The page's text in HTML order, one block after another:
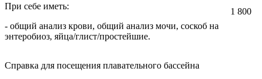
При себе иметь:
- общий анализ крови, общий анализ мочи, соскоб на
энтеробиоз, яйца/глист/простейшие.
1 800
Справка для посещения плавательного бассейна